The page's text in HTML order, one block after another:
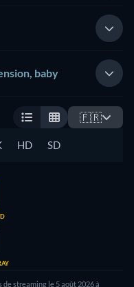
baby
🇫🇷
HD SD
de streaming le 5 août 2026 à